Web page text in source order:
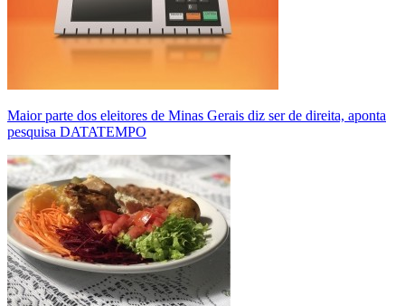
Maior parte dos eleitores de Minas Gerais diz ser de direita, aponta
pesquisa DATATEMPO